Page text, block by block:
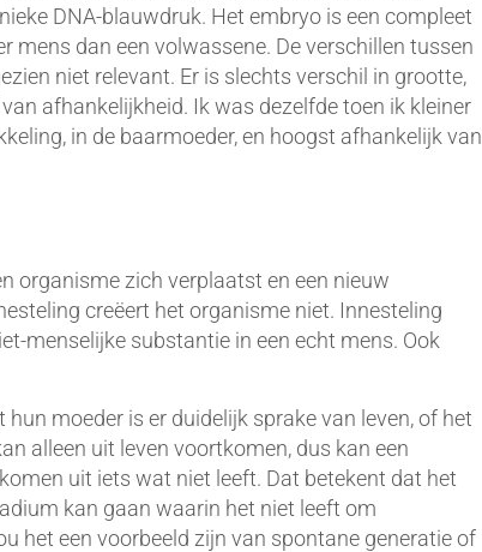
DNA-blauwdruk. Het embryo is een compleet
mens dan een volwassene. De verschillen tussen
niet relevant. Er is slechts verschil in grootte,
afhankelijkheid. Ik was dezelfde toen ik kleiner
in de baarmoeder, en hoogst afhankelijk van
organisme zich verplaatst en een nieuw
creëert het organisme niet. Innesteling
menselijke substantie in een echt mens. Ook
moeder is er duidelijk sprake van leven, of het
alleen uit leven voortkomen, dus kan een
uit iets wat niet leeft. Dat betekent dat het
kan gaan waarin het niet leeft om
het een voorbeeld zijn van spontane generatie of